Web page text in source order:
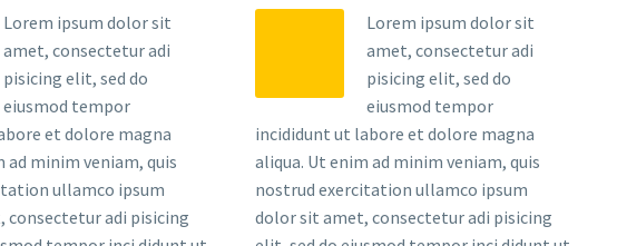
Lorem ipsum dolor sit
amet, consectetur adi
pisicing elit, sed do
eiusmod tempor
et dolore magna
ad minim veniam, quis
ullamco ipsum
consectetur adi pisicing
Lorem ipsum dolor sit
amet, consectetur adi
pisicing elit, sed do
eiusmod tempor
incididunt ut labore et dolore magna
aliqua. Ut enim ad minim veniam, quis
nostrud exercitation ullamco ipsum
dolor sit amet, consectetur adi pisicing